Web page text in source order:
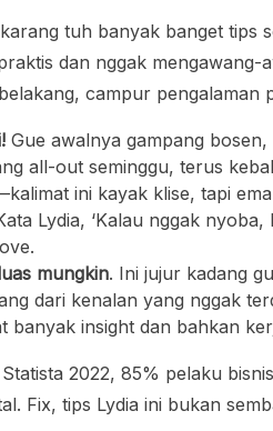
tuh banyak banget
dan nggak
campur pengalaman
Gue awalnya gampang
all-out seminggu, terus
ini kayak klise, tapi
Lydia, ‘Kalau nggak
mungkin. Ini jujur kadang
dari kenalan yang nggak
banyak insight dan bahkan
2022, 85% pelaku
Fix, tips Lydia ini bukan